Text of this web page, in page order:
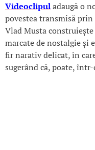
Videoclipuladaugă o
povestea transmisă
Vlad Musta
marcate de nostalgie și
fir narativ delicat, în
sugerând că, poate,